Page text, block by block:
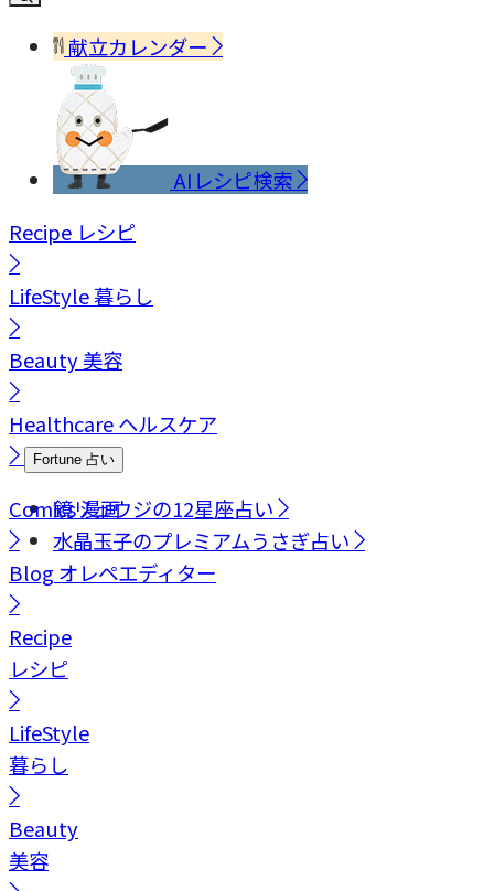
献立カレンダー
AIレシピ検索
Recipe レシピ
LifeStyle暮らし
Beauty美容
Healthcareヘルスケア
Fortune 占い
鏡リュウジの12星座占い
水晶玉子のプレミアムうさぎ占い
Comics漫画
Blog オレペエディター
Recipe
レシピ
LifeStyle
暮らし
Beauty
美容